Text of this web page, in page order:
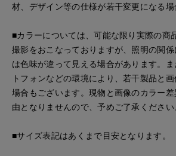
材、デザイン等の仕様が若干変更になる場
■カラーについては、可能な限り実際の商
撮影をおこなっておりますが、照明の関
は色味が違って見える場合があります。
トフォンなどの環境により、若干製品と
場合もございます。現物と画像のカラー
由となりませんので、予めご了承ください
■サイズ表記はあくまで目安となります。